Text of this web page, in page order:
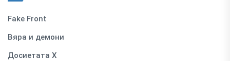
Fake Front
Вяра и демони
Досиетата Х